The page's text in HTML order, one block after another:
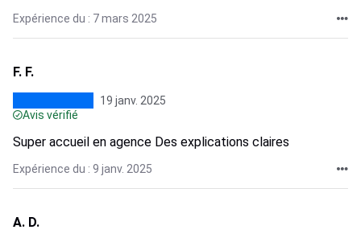
Expérience du : 7 mars 2025
F. F.
19 janv. 2025
Avis vérifié
Super accueil en agence Des explications claires
Expérience du : 9 janv. 2025
A. D.